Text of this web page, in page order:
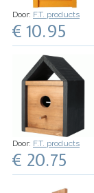
Door: F.T. products
€ 10.95
Door: F.T. products
€ 20.75